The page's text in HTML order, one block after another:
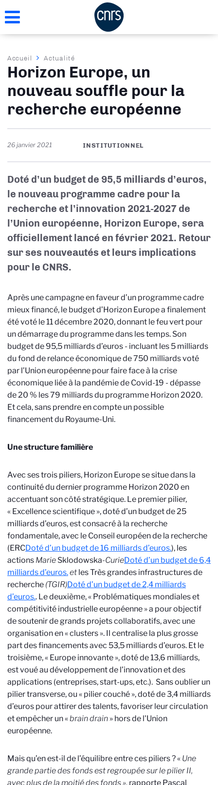
au
Fil
d'Ariane
Accueil Actualité
Horizon Europe, un
nouveau souffle pour la
recherche européenne
26 janvier 2021 INSTITUTIONNEL
Doté d’un budget de 95,5 milliards d’euros,
le nouveau programme cadre pour la
recherche et l’innovation 2021-2027 de
l’Union européenne, Horizon Europe, sera
officiellement lancé en février 2021. Retour
sur ses nouveautés et leurs implications
pour le CNRS.
Après une campagne en faveur d’un programme cadre
mieux financé, le budget d’Horizon Europe a finalement
été voté le 11 décembre 2020, donnant le feu vert pour
un démarrage du programme dans les temps. Son
budget de 95,5 milliards d’euros - incluant les 5 milliards
du fond de relance économique de 750 milliards voté
par l’Union européenne pour faire face à la crise
économique liée à la pandémie de Covid-19 - dépasse
de 20 % les 79 milliards du programme Horizon 2020.
Et cela, sans prendre en compte un possible
financement du Royaume-Uni.
Une structure familière
Avec ses trois piliers, Horizon Europe se situe dans la
continuité du dernier programme Horizon 2020 en
accentuant son côté stratégique. Le premier pilier,
« Excellence scientifique », doté d’un budget de 25
milliards d’euros, est consacré à la recherche
fondamentale, avec le Conseil européen de la recherche
(ERCDoté d’un budget de 16 milliards d’euros.), les
actions Marie Sklodowska-CurieDoté d’un budget de 6,4
milliards d’euros.et les Très grandes infrastructures de
recherche (TGIR)Doté d’un budget de 2,4 milliards
d’euros.. Le deuxième, « Problématiques mondiales et
compétitivité industrielle européenne » a pour objectif
de soutenir de grands projets collaboratifs, avec une
organisation en « clusters ». Il centralise la plus grosse
part des financements avec 53,5 milliards d’euros. Et le
troisième, « Europe innovante », doté de 13,6 milliards,
est voué au développement de l’innovation et des
applications (entreprises, start-ups, etc.). Sans oublier un
pilier transverse, ou « pilier couché », doté de 3,4 milliards
d’euros pour attirer des talents, favoriser leur circulation
et empêcher un «brain drain » hors de l'Union
européenne.
Mais qu’en est-il de l’équilibre entre ces piliers ? « Une
grande partie des fonds est regroupée sur le pilier II,
avec plus de la moitié des fonds », rapporte Pascal